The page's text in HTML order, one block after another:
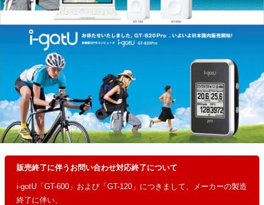
販売終了に伴うお問い合わせ対応終了について
i-gotU「GT-600」および「GT-120」につきまして、メーカーの製造
終了に伴い、